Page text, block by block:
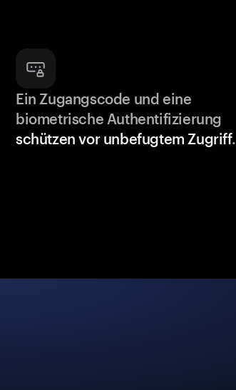
Ein Zugangscode und eine
biometrische Authentifizierung
schützen vor unbefugtem Zugriff.